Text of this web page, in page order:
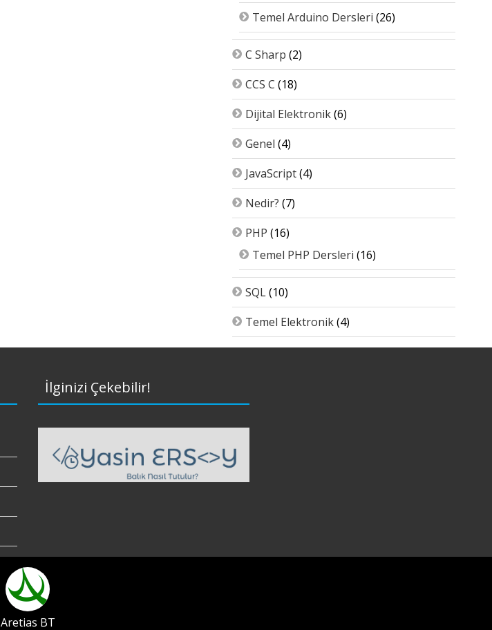
Temel Arduino Dersleri (26)
C Sharp (2)
CCS C (18)
Dijital Elektronik(6)
Genel (4)
JavaScript(4)
Nedir? (7)
PHP (16)
Temel PHP Dersleri (16)
SQL(10)
Temel Elektronik(4)
İlginizi Çekebilir!
Aretias BT